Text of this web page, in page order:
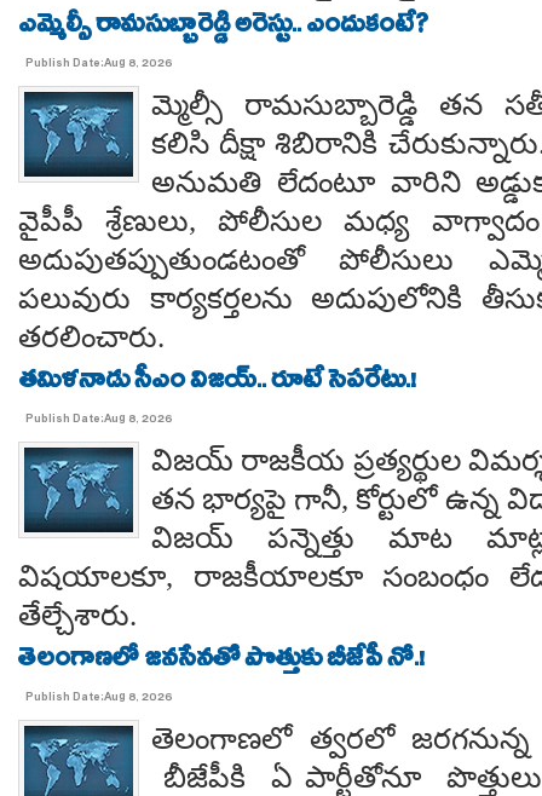
ఎమ్మెల్సీ రామసుబ్బారెడ్డి అరెస్టు.. ఎందుకంటే?
Publish Date:Aug 8, 2026
మ్మెల్సీ రామసుబ్బారెడ్డి తన
కలిసి దీక్షా శిబిరానికి
అనుమతి లేదంటూ వారిని
వైపీపీ శ్రేణులు, పోలీసుల మధ్య వాగ్వాదం
అదుపుతప్పుతుండటంతో పోలీసులు
పలువురు కార్యకర్తలను అదుపులోనికి
తరలించారు.
తమిళనాడు సీఎం విజయ్.. రూటే సెపరేటు.!
Publish Date:Aug 8, 2026
విజయ్ రాజకీయ ప్రత్యర్థుల
తన భార్యపై గానీ, కోర్టులో ఉన్న
విజయ్ పన్నెత్తు మాట
విషయాలకూ, రాజకీయాలకూ సంబంధం
తేల్చేశారు.
తెలంగాణలో జనసేనతో పొత్తుకు బీజేపీ నో.!
Publish Date:Aug 8, 2026
తెలంగాణలో త్వరలో
బీజేపీకి ఏ పార్టీతోనూ పొత్తులు